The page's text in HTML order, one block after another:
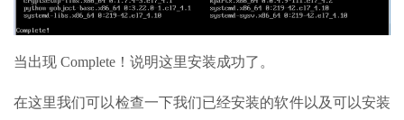
当出现 Complete！说明这里安装成功了。
在这里我们可以检查一下我们已经安装的软件以及可以安装